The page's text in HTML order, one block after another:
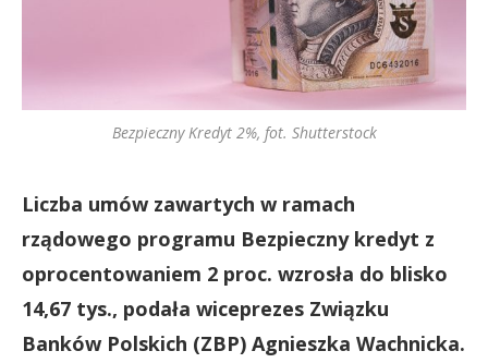
Bezpieczny Kredyt 2%, fot. Shutterstock
Liczba umów zawartych w ramach
rządowego programu Bezpieczny kredyt z
oprocentowaniem 2 proc. wzrosła do blisko
14,67 tys., podała wiceprezes Związku
Banków Polskich (ZBP) Agnieszka Wachnicka.